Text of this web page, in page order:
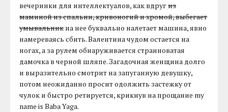
вечеринки для интеллектуалов, как вдругиз
маминой из спальни, кривоногий и хромой, выбегает
умывальникна нее буквально налетает машина, явно
намереваясь сбить. Валентина чудом остается на
ногах, а за рулем обнаруживается странноватая
дамочка в черной шляпе. Загадочная женщина долго
и выразительно смотрит на запуганную девушку,
потом неожиданно просит одолжить застежку от
чулок и быстро ретируется, крикнув на прощание my
name is Baba Yaga.